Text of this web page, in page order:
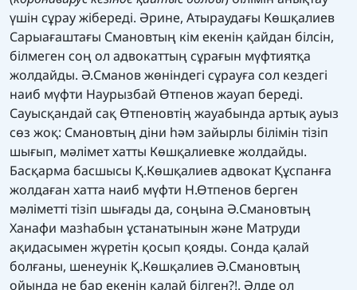
үшін сұрау жібереді. Әрине, Атыраудағы Көшқалиев
Сарыағаштағы Смановтың кім екенін қайдан білсін,
білмеген соң ол адвокаттың сұрағын мүфтиятқа
жолдайды. Ә.Сманов жөніндегі сұрауға сол кездегі
наиб мүфти Наурызбай Өтпенов жауап береді.
Сауысқандай сақ Өтпеновтің жауабында артық ауыз
сөз жоқ: Смановтың діни һәм зайырлы білімін тізіп
шығып, мәлімет хатты Көшқалиевке жолдайды.
Басқарма басшысы Қ.Көшқалиев адвокат Құспанға
жолдаған хатта наиб мүфти Н.Өтпенов берген
мәліметті тізіп шығады да, соңына Ә.Смановтың
Ханафи мазһабын ұстанатынын және Матруди
ақидасымен жүретін қосып қояды. Сонда қалай
болғаны, шенеунік Қ.Көшқалиев Ә.Смановтың
ойында не бар екенін қалай білген?!. Әлде ол